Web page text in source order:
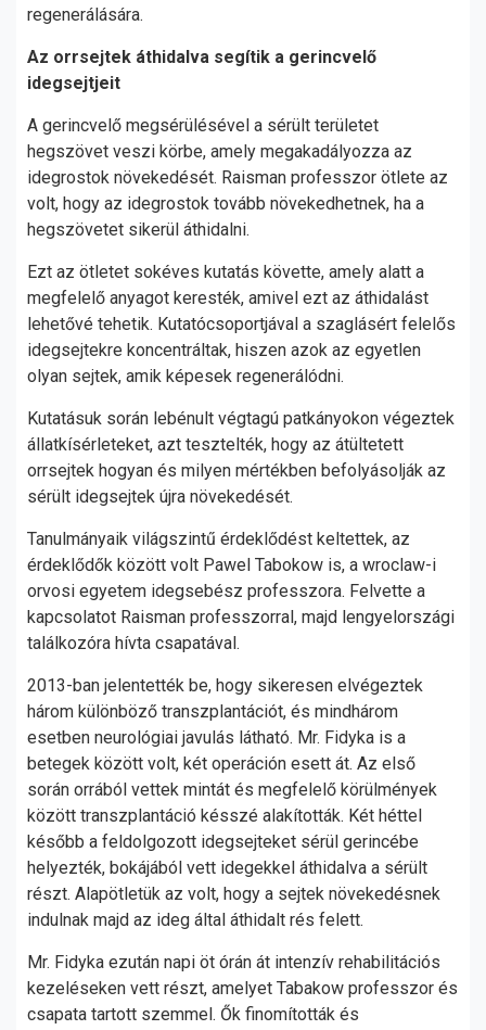
regenerálására.
Az orrsejtek áthidalva segítik a gerincvelő
idegsejtjeit
A gerincvelő megsérülésével a sérült területet
hegszövet veszi körbe, amely megakadályozza az
idegrostok növekedését. Raisman professzor ötlete az
volt, hogy az idegrostok tovább növekedhetnek, ha a
hegszövetet sikerül áthidalni.
Ezt az ötletet sokéves kutatás követte, amely alatt a
megfelelő anyagot keresték, amivel ezt az áthidalást
lehetővé tehetik. Kutatócsoportjával a szaglásért felelős
idegsejtekre koncentráltak, hiszen azok az egyetlen
olyan sejtek, amik képesek regenerálódni.
Kutatásuk során lebénult végtagú patkányokon végeztek
állatkísérleteket, azt tesztelték, hogy az átültetett
orrsejtek hogyan és milyen mértékben befolyásolják az
sérült idegsejtek újra növekedését.
Tanulmányaik világszintű érdeklődést keltettek, az
érdeklődők között volt Pawel Tabokow is, a wroclaw-i
orvosi egyetem idegsebész professzora. Felvette a
kapcsolatot Raisman professzorral, majd lengyelországi
találkozóra hívta csapatával.
2013-ban jelentették be, hogy sikeresen elvégeztek
három különböző transzplantációt, és mindhárom
esetben neurológiai javulás látható. Mr. Fidyka is a
betegek között volt, két operáción esett át. Az első
során orrából vettek mintát és megfelelő körülmények
között transzplantáció késszé alakították. Két héttel
később a feldolgozott idegsejteket sérül gerincébe
helyezték, bokájából vett idegekkel áthidalva a sérült
részt. Alapötletük az volt, hogy a sejtek növekedésnek
indulnak majd az ideg által áthidalt rés felett.
Mr. Fidyka ezután napi öt órán át intenzív rehabilitációs
kezeléseken vett részt, amelyet Tabakow professzor és
csapata tartott szemmel. Ők finomították és